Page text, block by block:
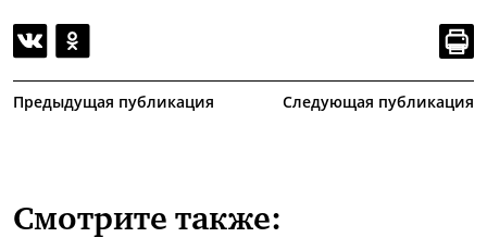
Предыдущая публикация Следующая публикация
Смотрите также: